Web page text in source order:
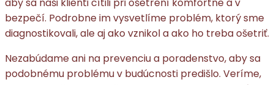
bezpečí. Podrobne im vysvetlíme problém, ktorý sme
diagnostikovali, ale aj ako vznikol a ako ho treba ošetriť.
Nezabúdame ani na prevenciu a poradenstvo, aby sa
podobnému problému v budúcnosti predišlo. Veríme,